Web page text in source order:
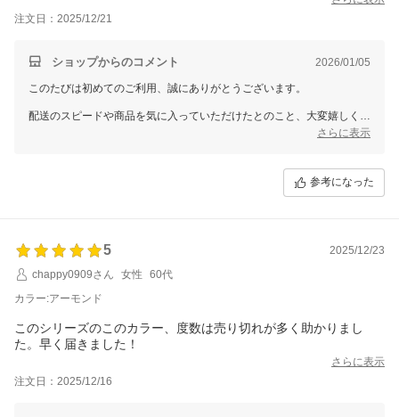
注文日：2025/12/21
ショップからのコメント 2026/01/05
このたびは初めてのご利用、誠にありがとうございます。
配送のスピードや商品を気に入っていただけたとのこと、大変嬉しく思
またのお越しをお待ちしております。ありがとうございました。
さらに表示
参考になった
5
2025/12/23
chappy0909さん
女性
60代
カラー:アーモンド
このシリーズのこのカラー、度数は売り切れが多く助かりまし
た。早く届きました！
さらに表示
注文日：2025/12/16